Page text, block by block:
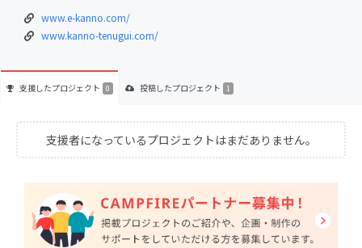
www.e-kanno.com/
www.kanno-tenugui.com/
支援したプロジェクト 0 投稿したプロジェクト 1
支援者になっているプロジェクトはまだありません。